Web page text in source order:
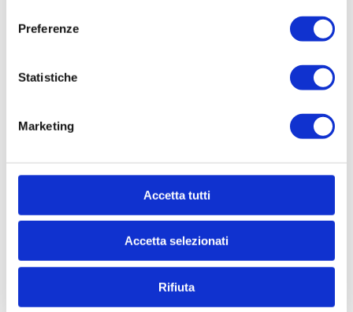
Preferenze
Statistiche
Marketing
Accetta tutti
Accetta selezionati
Rifiuta
* Telefono
* Email